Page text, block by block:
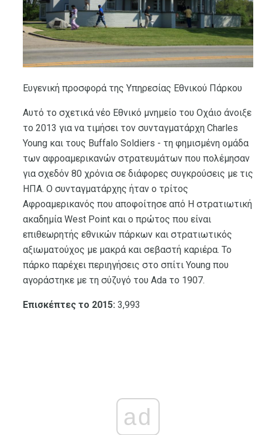
Ευγενική προσφορά της Υπηρεσίας Εθνικού Πάρκου
Αυτό το σχετικά νέο Εθνικό μνημείο του Οχάιο άνοιξε
το 2013 για να τιμήσει τον συνταγματάρχη Charles
Young και τους Buffalo Soldiers - τη φημισμένη ομάδα
των αφροαμερικανών στρατευμάτων που πολέμησαν
για σχεδόν 80 χρόνια σε διάφορες συγκρούσεις με τις
ΗΠΑ. Ο συνταγματάρχης ήταν ο τρίτος
Αφροαμερικανός που αποφοίτησε από Η στρατιωτική
ακαδημία West Point και ο πρώτος που είναι
επιθεωρητής εθνικών πάρκων και στρατιωτικός
αξιωματούχος με μακρά και σεβαστή καριέρα. Το
πάρκο παρέχει περιηγήσεις στο σπίτι Young που
αγοράστηκε με τη σύζυγό του Ada το 1907.
Επισκέπτες το 2015: 3,993
ad